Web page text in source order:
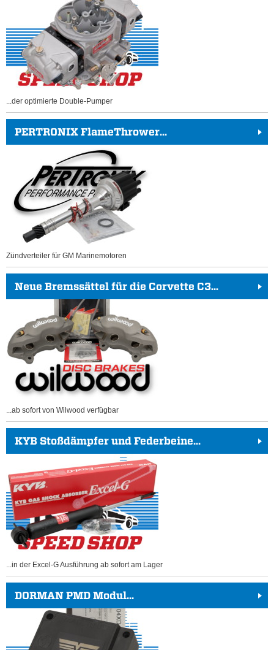
...der optimierte Double-Pumper
PERTRONIX FlameThrower...
Zündverteiler für GM Marinemotoren
Neue Bremssättel für die Corvette C3...
...ab sofort von Wilwood verfügbar
KYB Stoßdämpfer und Federbeine...
...in der Excel-G Ausführung ab sofort am Lager
DORMAN PMD Modul...